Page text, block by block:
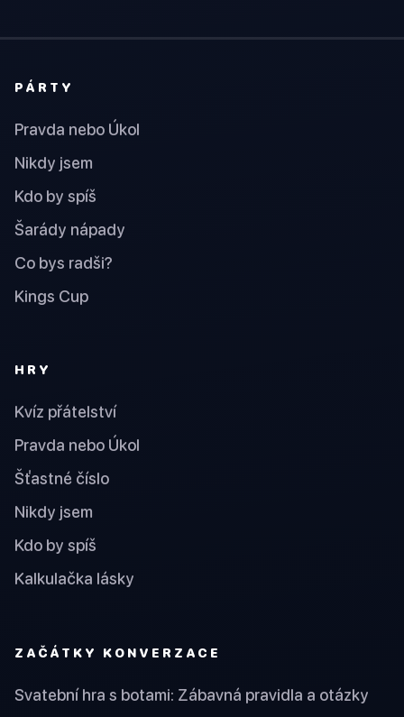
PÁRTY
Pravda nebo Úkol
Nikdy jsem
Kdo by spíš
Šarády nápady
Co bys radši?
Kings Cup
HRY
Kvíz přátelství
Pravda nebo Úkol
Šťastné číslo
Nikdy jsem
Kdo by spíš
Kalkulačka lásky
ZAČÁTKY KONVERZACE
Svatební hra s botami: Zábavná pravidla a otázky